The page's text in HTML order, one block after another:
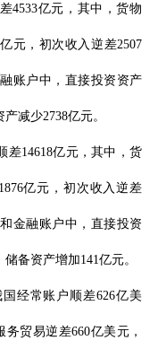
4533亿元，其中，货物
亿元，初次收入逆差2507
账户中，直接投资资产
产减少2738亿元。
差14618亿元，其中，货
亿元，初次收入逆差
金融账户中，直接投资
储备资产增加141 亿元。
经常账户顺差626亿美
务贸易逆差660亿美元，